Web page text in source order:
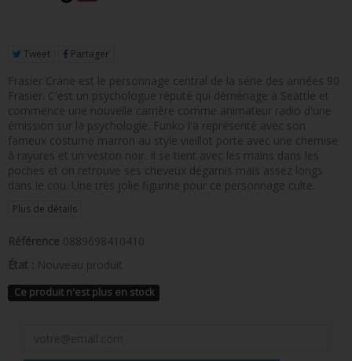
FIGURINE POP RETRO TOYS
FIGURINES POP AUTRES COMICS
POP PROTECTION
PORTE-CLÉS POCKET POP
FUNKO VINYL SODA
PELUCHE
LOUNGEFLY
Tweet Partager
Frasier Crane est le personnage central de la série des années 90
Frasier. C'est un psychologue réputé qui déménage à Seattle et
commence une nouvelle carrière comme animateur radio d'une
émission sur la psychologie. Funko l'a représenté avec son
fameux costume marron au style vieillot porte avec une chemise
à rayures et un veston noir. Il se tient avec les mains dans les
poches et on retrouve ses cheveux dégarnis mais assez longs
dans le cou. Une très jolie figurine pour ce personnage culte.
Plus de détails
Référence 0889698410410
État : Nouveau produit
Ce produit n'est plus en stock